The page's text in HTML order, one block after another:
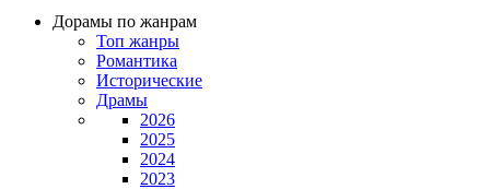
Дорамы по жанрам
Топ жанры
Романтика
Исторические
Драмы
2026
2025
2024
2023